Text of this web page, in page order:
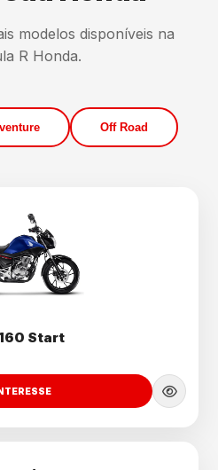
modelos disponíveis na
R Honda.
Off Road
Start